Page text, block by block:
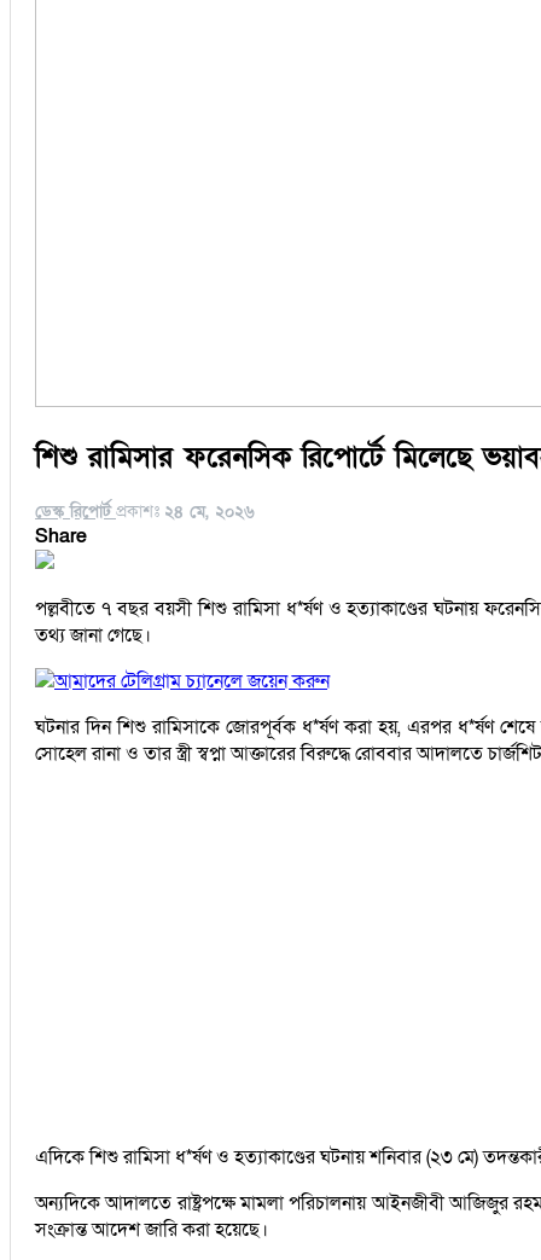
শিশু রামিসার ফরেনসিক রিপোর্টে মিলেছে
ডেস্ক রিপোর্ট প্রকাশঃ ২৪ মে, ২০২৬
Share
পল্লবীতে ৭ বছর বয়সী শিশু রামিসা ধ*র্ষণ ও হত্যাকাণ্ডের ঘটনায়
তথ্য জানা গেছে।
আমাদের টেলিগ্রাম চ্যানেলে জয়েন করুন
ঘটনার দিন শিশু রামিসাকে জোরপূর্বক ধ*র্ষণ করা হয়, এরপর ধ*র্ষণ
সোহেল রানা ও তার স্ত্রী স্বপ্না আক্তারের বিরুদ্ধে রোববার আদালতে
এদিকে শিশু রামিসা ধ*র্ষণ ও হত্যাকাণ্ডের ঘটনায় শনিবার (২৩ মে)
অন্যদিকে আদালতে রাষ্ট্রপক্ষে মামলা পরিচালনায় আইনজীবী আজিজুর
সংক্রান্ত আদেশ জারি করা হয়েছে।